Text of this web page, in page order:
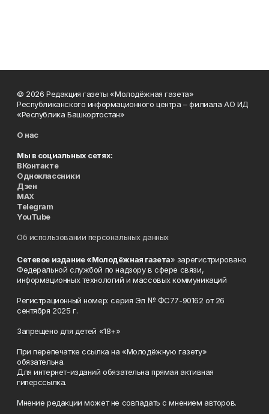
© 2026 Редакция газеты «Молодёжная газета»
Республиканского информационного центра – филиала АО ИД
«Республика Башкортостан»
О нас
Мы в социальных сетях:
ВКонтакте
Одноклассники
Дзен
MAX
Telegram
YouTube
Об использовании персональных данных
Сетевое издание «Молодёжная газета» зарегистрировано
Федеральной службой по надзору в сфере связи,
информационных технологий и массовых коммуникаций
Регистрационный номер: серия Эл № ФС77-90162 от 26
сентября 2025 г.
Запрещено для детей «18+»
При перепечатке ссылка на «Молодёжную газету»
обязательна.
Для интернет-изданий обязательна прямая активная
гиперссылка.
Мнение редакции может не совпадать с мнением авторов.